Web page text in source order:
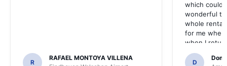
R
RAFAEL MONTOYA VILLENA
which could
wonderful to
whole
for me
when I
the desk
D